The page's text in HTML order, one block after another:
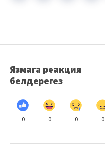
Язмага реакция
белдерегез
0 0 0 0